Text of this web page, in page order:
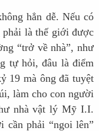
hẳn dễ. Nếu có
là thế giới được
“trở về nhà”, như
tự hỏi, đâu là điểm
19 mà ông đã tuyệt
làm cho con người
nhà vật lý Mỹ I.I.
cần phải “ngoi lên”